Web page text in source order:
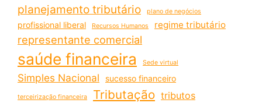
planejamento tributário plano de negócios
profissional liberal Recursos Humanos regime tributário
representante comercial
saúde financeira Sede virtual
Simples Nacional sucesso financeiro
terceirização financeira Tributação tributos